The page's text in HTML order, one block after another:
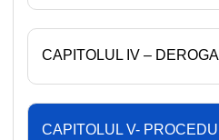
CAPITOLUL IV –
CAPITOLUL V-